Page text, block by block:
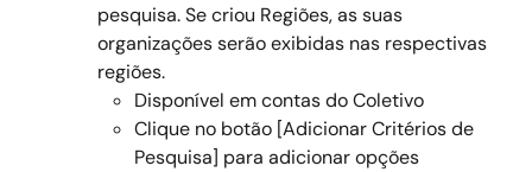
pesquisa. Se criou Regiões, as suas
organizações serão exibidas nas respectivas
regiões.
Disponível em contas do Coletivo
Clique no botão [Adicionar Critérios de
Pesquisa] para adicionar opções